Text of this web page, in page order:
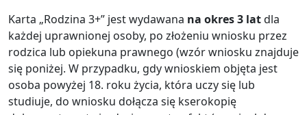
Karta „Rodzina 3+” jest wydawana na okres 3 latdla
każdej uprawnionej osoby, po złożeniu wniosku przez
rodzica lub opiekuna prawnego (wzór wniosku znajduje
się poniżej. W przypadku, gdy wnioskiem objęta jest
osoba powyżej 18. roku życia, która uczy się lub
studiuje, do wniosku dołącza się kserokopię